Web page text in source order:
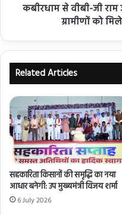
कबीरधाम से वीबी-जी राम
ग्रामीणों को
Related Articles
सहकारिता किसानों की समृद्धि का नया
आधार बनेगी: उप मुख्यमंत्री विजय शर्मा
6 July 2026